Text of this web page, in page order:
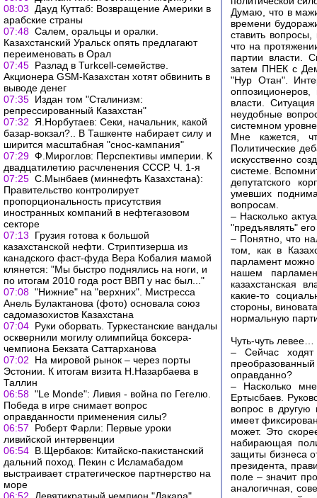
08:03
Дауд Куттаб: Возвращение Америки в
арабские страны
07:48 Салем, оральцы и оралки.
Казахстанский Уральск опять предлагают
переименовать в Орал
07:45 Разлад в Turkcell-семействе.
Акционера GSM-Казахстан хотят обвинить в
выводе денег
07:35 Издан том "Сталинизм:
репрессированный Казахстан"
07:32
Я.Норбутаев: Секи, начальник, какой
базар-вокзал?.. В Ташкенте набирает силу и
ширится масштабная "снос-кампания"
07:29 Ф.Мироглов: Перспективы империи. К
двадцатилетию расчленения СССР. Ч. 1-я
07:25 С.Мынбаев (миннефть Казахстана):
Правительство контролирует
пропорциональность присутствия
иностранных компаний в нефтегазовом
секторе
07:13
Грузия готова к большой
казахстанской нефти. Стриптизерша из
канадского фаст-фуда Вера Кобалия мамой
клянется: "Мы быстро поднялись на ноги, и
по итогам 2010 года рост ВВП у нас был..."
07:08 "Нижние" на "верхних". Мистресса
Анель Булактанова (фото) основала союз
садомазохистов Казахстана
07:04 Руки оборвать. Туркестанские вандалы
осквернили могилу олимпийца боксера-
чемпиона Бекзата Саттарханова
07:02
На мировой рынок – через порты
Эстонии. К итогам визита Н.Назарбаева в
Таллин
06:58 "Le Monde": Ливия - война по Гегелю.
Победа в игре снимает вопрос
оправданности применения силы?
06:57
Роберт Фарли: Первые уроки
ливийской интервенции
06:54 В.Щербаков: Китайско-пакистанский
дальний поход. Пекин с Исламабадом
выстраивает стратегическое партнерство на
море
Думаю, что в
времени
ставить
что на
партии власти.
затем ПНЕК с
"Нур Отан".
власти.
неудобные
системном
Мне кажется,
Политические
искусственно
системе.
депутатского
умевших
вопросам.
– Насколько
"предъявлять"
– Понятно, что
том, как в
парламент можно
нашем
казахстанская
какие-то
стороны,
нормальную
Чуть-чуть левее…
– Сейчас ходят
оправданно?
– Насколько
Ертысбаев.
вопрос в другую
имеет
может. Это
набирающая
защиты бизнеса
президента,
поле – значит
аналогичная,